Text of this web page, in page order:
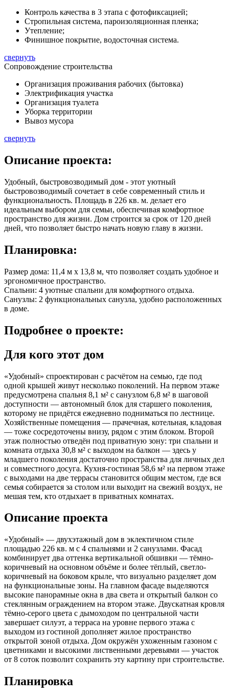
Контроль качества в 3 этапа с фотофиксацией;
Стропильная система, пароизоляционная пленка;
Утепление;
Финишное покрытие, водосточная система.
свернуть
Сопровождение строительства
Организация проживания рабочих (бытовка)
Электрификация участка
Организация туалета
Уборка территории
Вывоз мусора
свернуть
Описание проекта:
Удобный, быстровозводимый дом - этот уютный
быстровозводимый сочетает в себе современный стиль и
функциональность. Площадь в 226 кв. м. делает его
идеальным выбором для семьи, обеспечивая комфортное
пространство для жизни. Дом строится за срок от 120 дней
дней, что позволяет быстро начать новую главу в жизни.
Планировка:
Размер дома: 11,4 м x 13,8 м, что позволяет создать удобное и
эргономичное пространство.
Спальни: 4 уютные спальни для комфортного отдыха.
Санузлы: 2 функциональных санузла, удобно расположенных
в доме.
Подробнее о проекте:
Для кого этот дом
«Удобный» спроектирован с расчётом на семью, где под
одной крышей живут несколько поколений. На первом этаже
предусмотрена спальня 8,1 м² с санузлом 6,8 м² в шаговой
доступности — автономный блок для старшего поколения,
которому не придётся ежедневно подниматься по лестнице.
Хозяйственные помещения — прачечная, котельная, кладовая
— тоже сосредоточены внизу, рядом с этим блоком. Второй
этаж полностью отведён под приватную зону: три спальни и
комната отдыха 30,8 м² с выходом на балкон — здесь у
младшего поколения достаточно пространства для личных дел
и совместного досуга. Кухня-гостиная 58,6 м² на первом этаже
с выходами на две террасы становится общим местом, где вся
семья собирается за столом или выходит на свежий воздух, не
мешая тем, кто отдыхает в приватных комнатах.
Описание проекта
«Удобный» — двухэтажный дом в эклектичном стиле
площадью 226 кв. м с 4 спальнями и 2 санузлами. Фасад
комбинирует два оттенка вертикальной обшивки — тёмно-
коричневый на основном объёме и более тёплый, светло-
коричневый на боковом крыле, что визуально разделяет дом
на функциональные зоны. На главном фасаде выделяются
высокие панорамные окна в два света и открытый балкон со
стеклянным ограждением на втором этаже. Двускатная кровля
тёмно-серого цвета с дымоходом по центральной части
завершает силуэт, а терраса на уровне первого этажа с
выходом из гостиной дополняет жилое пространство
открытой зоной отдыха. Дом окружён ухоженным газоном с
цветниками и высокими лиственными деревьями — участок
от 8 соток позволит сохранить эту картину при строительстве.
Планировка